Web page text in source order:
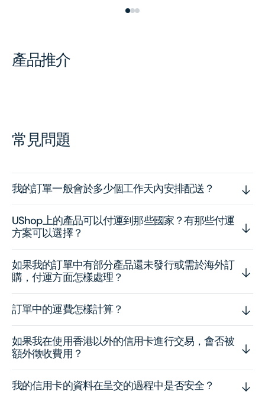
產品推介
常見問題
我的訂單一般會於多少個工作天內安排配送？
UShop上的產品可以付運到那些國家？有那些付運
方案可以選擇？
如果我的訂單中有部分產品還未發行或需於海外訂
購，付運方面怎樣處理？
訂單中的運費怎樣計算？
如果我在使用香港以外的信用卡進行交易，會否被
額外徵收費用？
我的信用卡的資料在呈交的過程中是否安全？